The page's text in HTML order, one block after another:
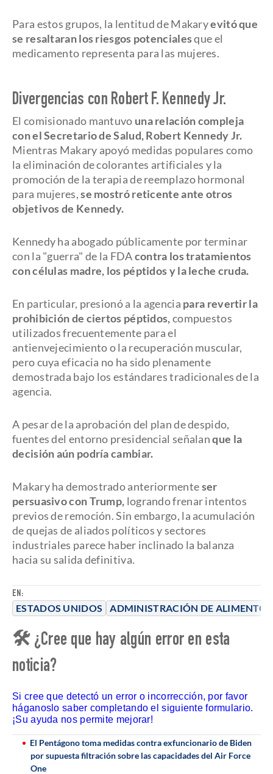
EN:
ESTADOS UNIDOS ADMINISTRACIÓN DE
Para estos grupos, la lentitud de Makaryevitó que
se resaltaran los riesgos potencialesque el
medicamento representa para las mujeres.
Divergencias con Robert F. Kennedy Jr.
El comisionado mantuvo una relación compleja
con el Secretario de Salud, Robert Kennedy Jr.
Mientras Makary apoyó medidas populares como
la eliminación de colorantes artificiales y la
promoción de la terapia de reemplazo hormonal
para mujeres,se mostró reticente ante otros
objetivos de Kennedy.
Kennedy ha abogado públicamente por terminar
con la "guerra" de la FDAcontra los tratamientos
con células madre, los péptidos y la leche cruda.
En particular, presionó a la agencia para revertir la
prohibición de ciertos péptidos,compuestos
utilizados frecuentemente para el
antienvejecimiento o la recuperación muscular,
pero cuya eficacia no ha sido plenamente
demostrada bajo los estándares tradicionales de la
agencia.
A pesar de la aprobación del plan de despido,
fuentes del entorno presidencial señalanque la
decisión aún podría cambiar.
Makary ha demostrado anteriormenteser
persuasivo con Trump, logrando frenar intentos
previos de remoción. Sin embargo, la acumulación
de quejas de aliados políticos y sectores
industriales parece haber inclinado la balanza
hacia su salida definitiva.
🛠 ¿Cree que hay algún error en esta
noticia?
Si cree que detectó un error o incorrección, por favor
háganoslo saber completando el siguiente formulario.
¡Su ayuda nos permite mejorar!
El Pentágono toma medidas contra exfuncionario de Biden
por supuesta filtración sobre las capacidades del Air Force
One